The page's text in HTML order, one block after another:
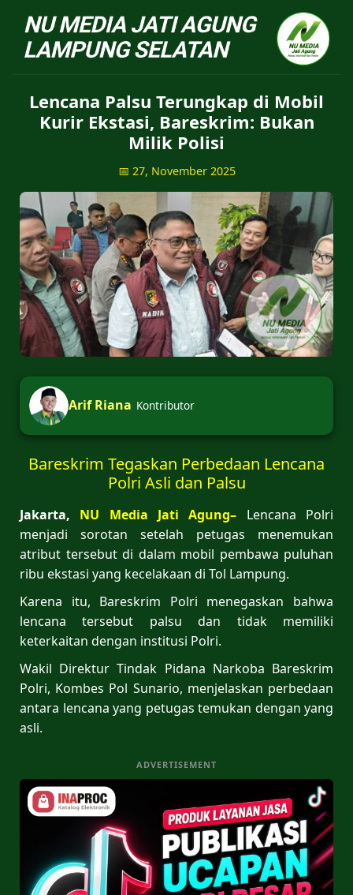
NU Jatiagung - Situs
Lencana Palsu Terungkap di Mobil
Kurir Ekstasi, Bareskrim: Bukan
Milik Polisi
📅 27, November 2025
Arif Riana Kontributor
Bareskrim Tegaskan Perbedaan Lencana
Polri Asli dan Palsu
Jakarta, NU Media Jati Agung– Lencana Polri
menjadi sorotan setelah petugas menemukan
atribut tersebut di dalam mobil pembawa puluhan
ribu ekstasi yang kecelakaan di Tol Lampung.
Karena itu, Bareskrim Polri menegaskan bahwa
lencana tersebut palsu dan tidak memiliki
keterkaitan dengan institusi Polri.
Wakil Direktur Tindak Pidana Narkoba Bareskrim
Polri, Kombes Pol Sunario, menjelaskan perbedaan
antara lencana yang petugas temukan dengan yang
asli.
ADVERTISEMENT